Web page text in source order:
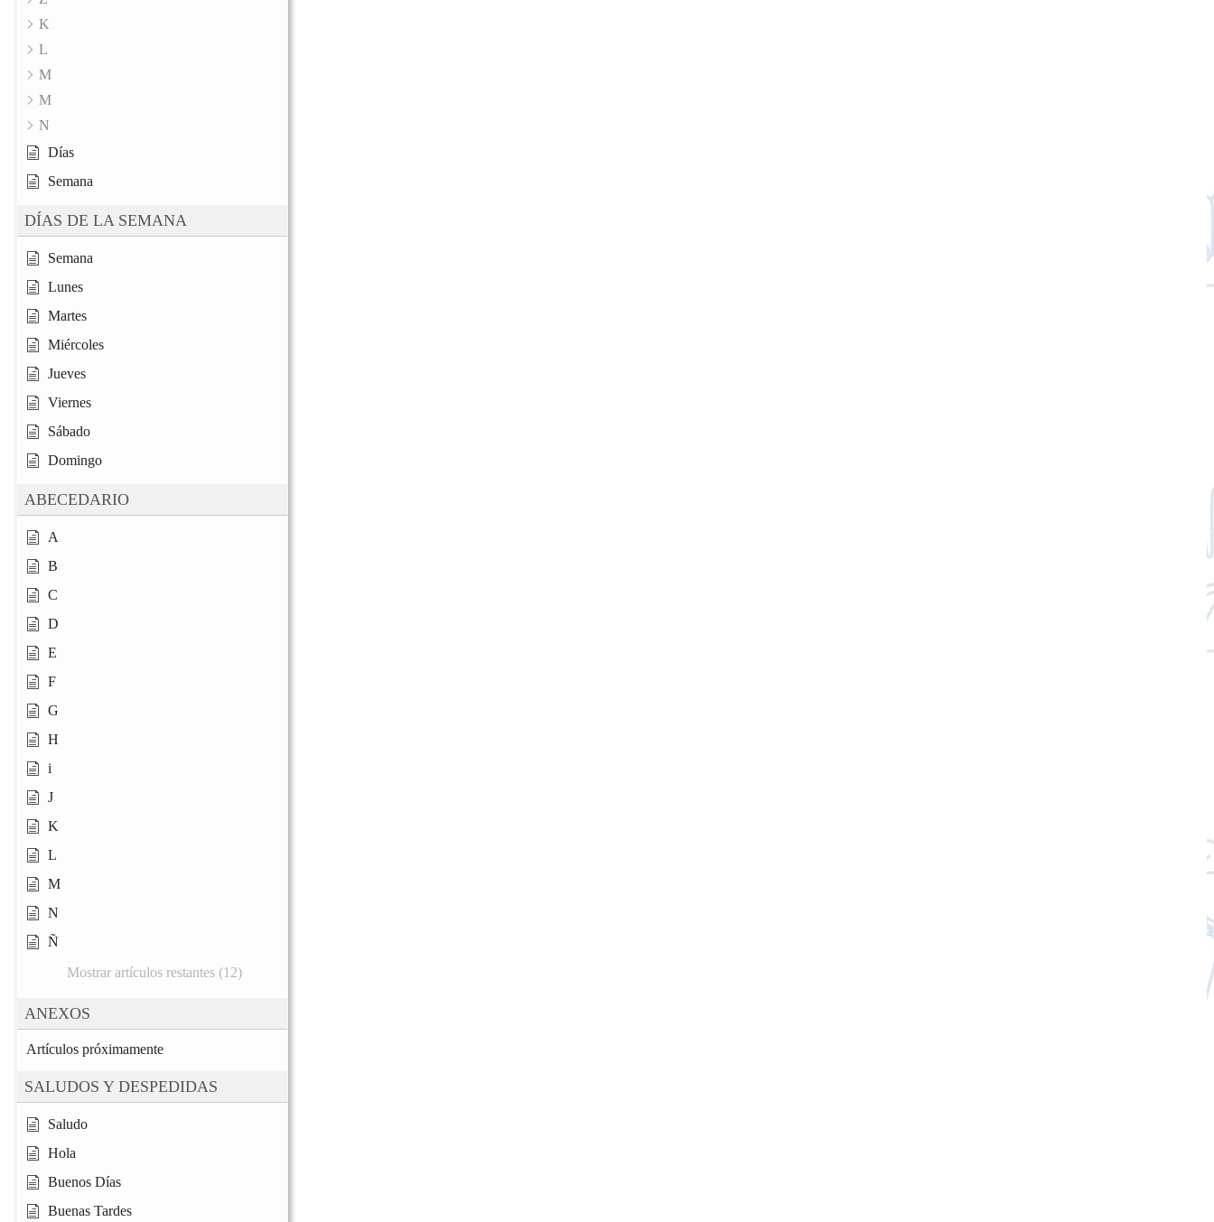
K
L
M
M
N
Días
Semana
DÍAS DE LA SEMANA
Semana
Lunes
Martes
Miércoles
Jueves
Viernes
Sábado
Domingo
ABECEDARIO
A
B
C
D
E
F
G
H
i
J
K
L
M
N
Ñ
Mostrar artículos restantes (12)
ANEXOS
Artículos próximamente
SALUDOS Y DESPEDIDAS
Saludo
Hola
Buenos Días
Buenas Tardes